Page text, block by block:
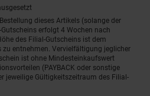
dieses Artikels (solange der
erfolgt 4 Wochen nach
des Filial-Gutscheins ist dem
entnehmen. Vervielfältigung jeglicher
ist ohne Mindesteinkaufswert
(PAYBACK oder sonstige
jeweilige Gültigkeitszeitraum des Filial-